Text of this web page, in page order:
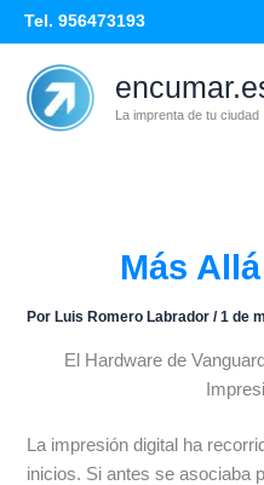
al
contenido
Tel. 956473193
La imprenta de tu ciudad
Más
Por Luis Romero Labrador/1 de
El Hardware de
La impresión digital ha
inicios. Si antes se asociaba